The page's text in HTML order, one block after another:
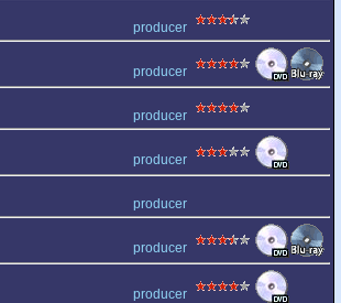
producer
producer
producer
producer
producer
producer
producer